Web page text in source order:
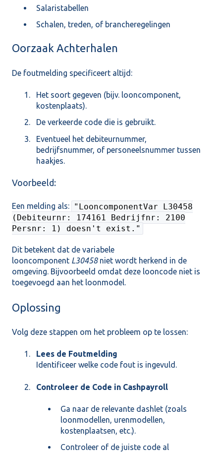
Salaristabellen
Schalen, treden, of brancheregelingen
Oorzaak Achterhalen
De foutmelding specificeert altijd:
Het soort gegeven (bijv. looncomponent,
kostenplaats).
De verkeerde code die is gebruikt.
Eventueel het debiteurnummer,
bedrijfsnummer, of personeelsnummer tussen
haakjes.
Voorbeeld:
Een melding als:
"LooncomponentVar L30458
(Debiteurnr: 174161 Bedrijfnr: 2100
Persnr: 1) doesn't exist."
Dit betekent dat de variabele
looncomponent L30458niet wordt herkend in de
omgeving. Bijvoorbeeld omdat deze looncode niet is
toegevoegd aan het loonmodel.
Oplossing
Volg deze stappen om het probleem op te lossen:
Lees de Foutmelding
Identificeer welke code fout is ingevuld.
Controleer de Code in Cashpayroll
Ga naar de relevante dashlet (zoals
loonmodellen, urenmodellen,
kostenplaatsen, etc.).
Controleer of de juiste code al